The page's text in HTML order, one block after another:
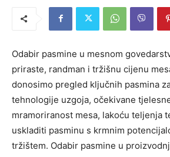
Odabir pasmine u mesnom
priraste, randman i tržišnu cijenu
donosimo pregled ključnih pasmina
tehnologije uzgoja, očekivane
mramoriranost mesa, lakoću teljenja
uskladiti pasminu s krmnim
tržištem. Odabir pasmine u